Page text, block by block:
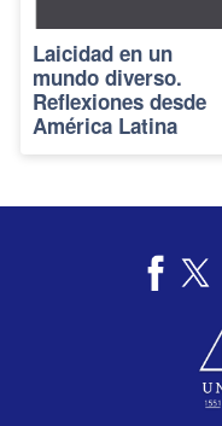
Laicidad en un
mundo diverso.
Reflexiones desde
América Latina